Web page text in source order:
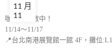
11
11 月
咖啡展倒數中！
11/14～11/17
📍台北南港展覽館一館 4F，攤位